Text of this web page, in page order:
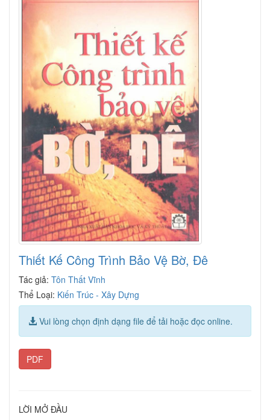
Thiết Kế Công Trình Bảo Vệ Bờ, Đê
Tác giả: Tôn Thất Vĩnh
Thể Loại: Kiến Trúc - Xây Dựng
Vui lòng chọn định dạng file để tải hoặc đọc online.
PDF
LỜI MỞ ĐẦU